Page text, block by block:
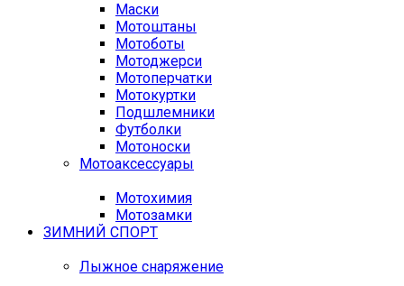
Маски
Мотоштаны
Мотоботы
Мотоджерси
Мотоперчатки
Мотокуртки
Подшлемники
Футболки
Мотоноски
Мотоаксессуары
Мотохимия
Мотозамки
ЗИМНИЙ СПОРТ
Лыжное снаряжение